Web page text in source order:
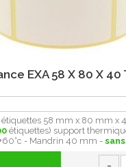
EXA 58 X 80 X
étiquettes 58 mm x 80 mm x
étiquettes) support
- Mandrin 40 mm -